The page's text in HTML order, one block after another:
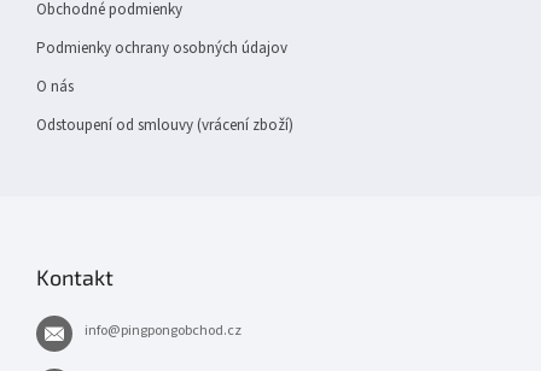
Obchodné podmienky
Podmienky ochrany osobných údajov
O nás
Odstoupení od smlouvy (vrácení zboží)
Kontakt
info@pingpongobchod.cz